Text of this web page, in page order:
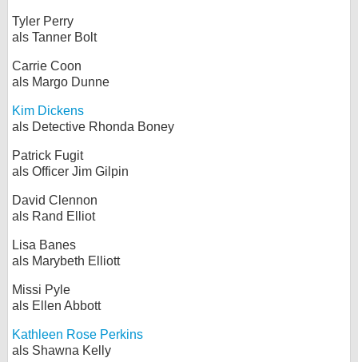
Tyler Perry
als Tanner Bolt
Carrie Coon
als Margo Dunne
Kim Dickens
als Detective Rhonda Boney
Patrick Fugit
als Officer Jim Gilpin
David Clennon
als Rand Elliot
Lisa Banes
als Marybeth Elliott
Missi Pyle
als Ellen Abbott
Kathleen Rose Perkins
als Shawna Kelly